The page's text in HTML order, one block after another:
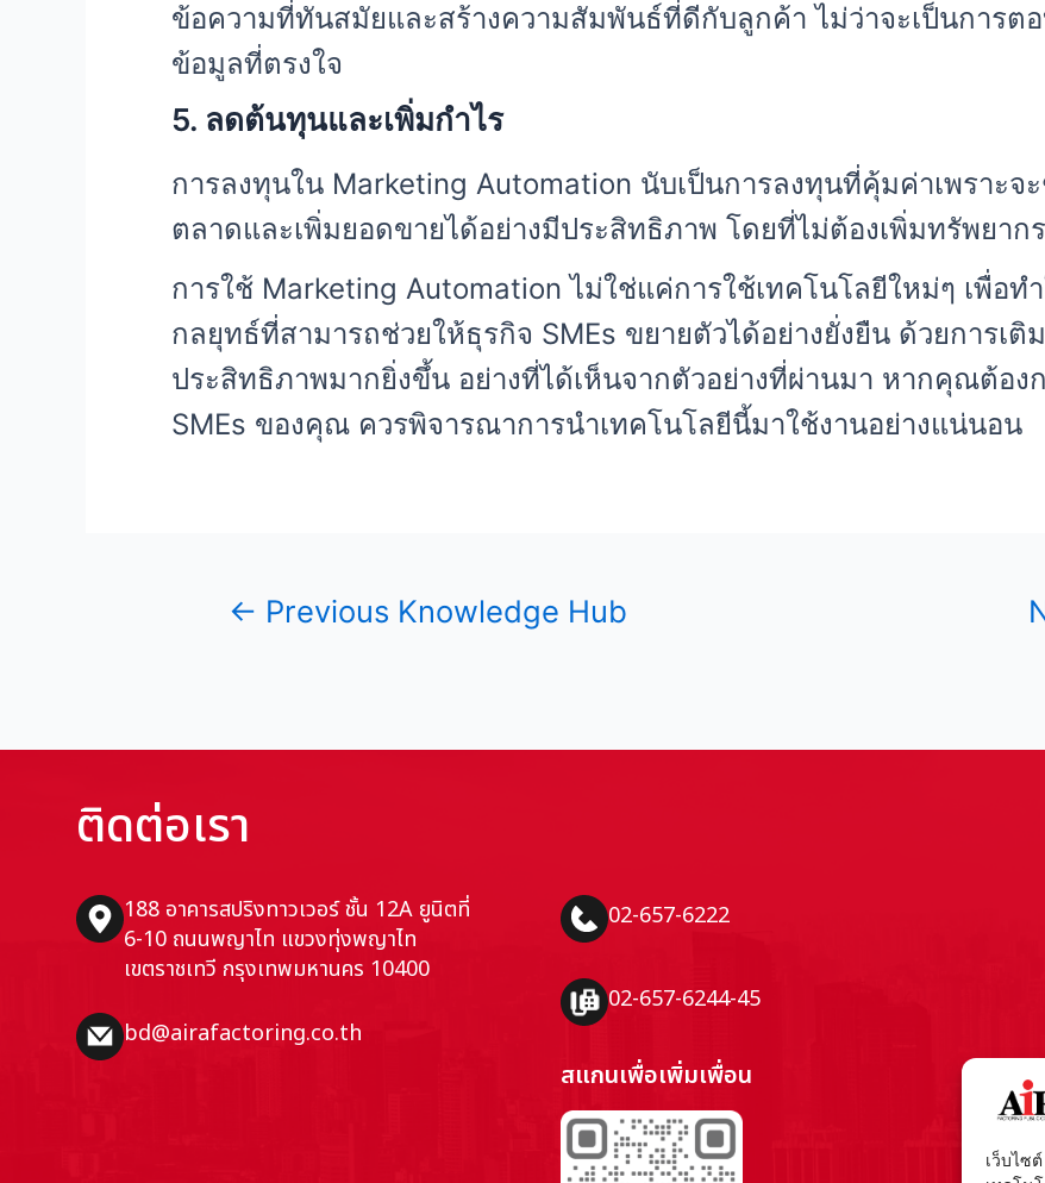
เว็บไซ
ข้อความที่ทันสมัยและสร้างความสัมพันธ์ที่ดีกับลูกค้า ไม่ว่าจะเป็นการต
ข้อมูลที่ตรงใจ
5. ลดต้นทุนและเพิ่มกำไร
การลงทุนใน Marketing Automation นับเป็นการลงทุนที่คุ้มค่าเพราะจ
ตลาดและเพิ่มยอดขายได้อย่างมีประสิทธิภาพ โดยที่ไม่ต้องเพิ่มทรัพยาก
การใช้ Marketing Automation ไม่ใช่แค่การใช้เทคโนโลยีใหม่ๆ เพื่อท
กลยุทธ์ที่สามารถช่วยให้ธุรกิจ SMEs ขยายตัวได้อย่างยั่งยืน ด้วยการเ
ประสิทธิภาพมากยิ่งขึ้น อย่างที่ได้เห็นจากตัวอย่างที่ผ่านมา หากคุณต้อง
SMEs ของคุณ ควรพิจารณาการนำเทคโนโลยีนี้มาใช้งานอย่างแน่นอน
← Previous Knowledge Hub
ติดต่อเรา
188 อาคารสปริงทาวเวอร์ ชั้น 12A ยูนิตที่
6-10 ถนนพญาไท แขวงทุ่งพญาไท
เขตราชเทวี กรุงเทพมหานคร 10400
bd@airafactoring.co.th
02-657-6222
02-657-6244-45
สแกนเพื่อเพิ่มเพื่อน